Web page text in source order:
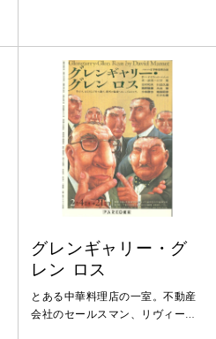
したのは弁護士夫妻。ところが当
のブロック夫妻はもちろん、メイ
ドもコックも誰もいない。邸宅中
を探してみると二階の寝室でブロ
ック氏が耳たぶを撃ち抜いて血だ
らけになっていた。真相がわかる
までは友の異変を隠しておこうと
大奮闘の弁
グレンギャリー・グ
レン ロス
とある中華料理店の一室。不動産
会社のセールスマン、リヴィーン